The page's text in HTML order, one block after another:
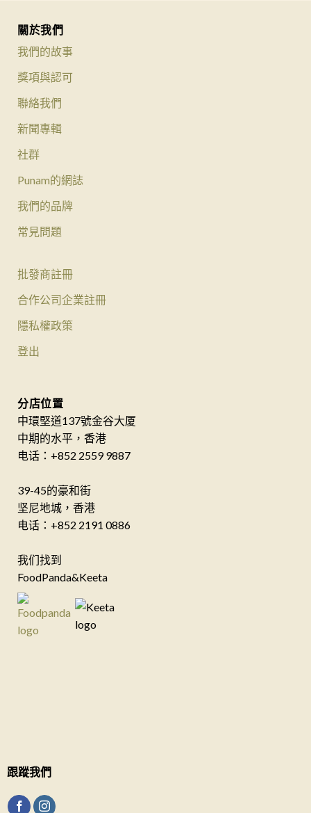
關於我們
我們的故事
獎項與認可
聯絡我們
新聞專輯
社群
Punam的網誌
我們的品牌
常見問題
批發商註冊
合作公司企業註冊
隱私權政策
登出
分店位置
中環堅道137號金谷大厦
中期的水平，香港
电话：+852 2559 9887
39-45的豪和街
坚尼地城，香港
电话：+852 2191 0886
我们找到
FoodPanda&Keeta
跟蹤我們